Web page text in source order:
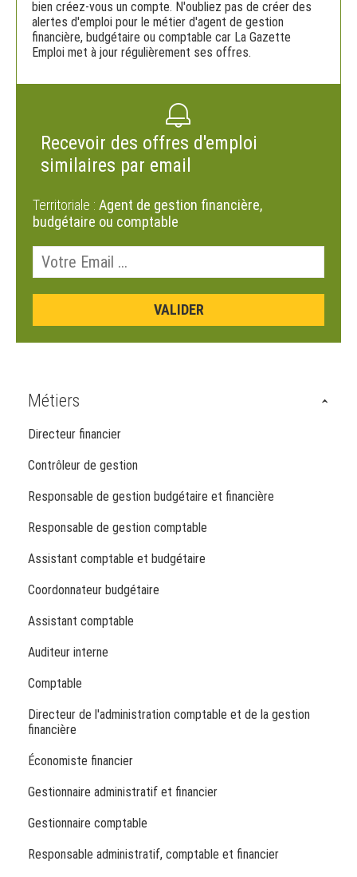
bien créez-vous un compte. N'oubliez pas de créer des
alertes d'emploi pour le métier d'agent de gestion
financière, budgétaire ou comptable car La Gazette
Emploi met à jour régulièrement ses offres.
Recevoir des offres d'emploi
similaires par email
Territoriale : Agent de gestion financière,
budgétaire ou comptable
Métiers
Directeur financier
Contrôleur de gestion
Responsable de gestion budgétaire et financière
Responsable de gestion comptable
Assistant comptable et budgétaire
Coordonnateur budgétaire
Assistant comptable
Auditeur interne
Comptable
Directeur de l'administration comptable et de la gestion
financière
Économiste financier
Gestionnaire administratif et financier
Gestionnaire comptable
Responsable administratif, comptable et financier